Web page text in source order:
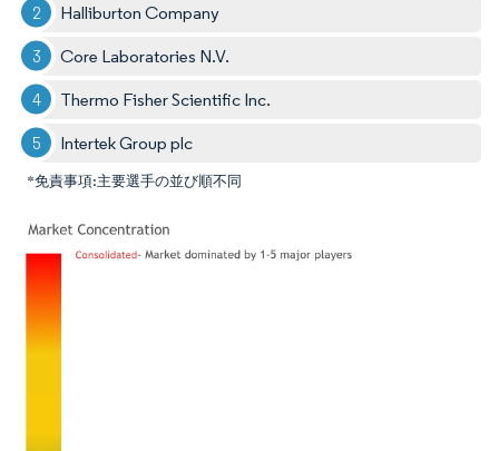
Halliburton Company
Core Laboratories N.V.
Thermo Fisher Scientific Inc.
Intertek Group plc
*免責事項:主要選手の並び順不同